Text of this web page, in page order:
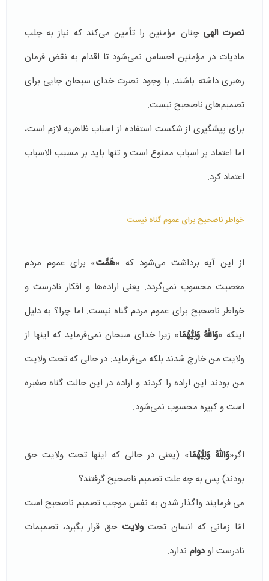
نصرت الهی چنان مؤمنین را تأمین می‌کند که نیاز به جلب
مادیات در مؤمنین احساس نمی‌شود تا اقدام به نقض فرمان
رهبری داشته باشند. با وجود نصرت خدای سبحان جایی برای
تصمیم‌های ناصحیح نیست.
برای پیشگیری از شکست استفاده از اسباب ظاهریه لازم است،
اما اعتماد بر اسباب ممنوع است و تنها باید بر مسبب الاسباب
اعتماد کرد.
خواطر ناصحیح برای عموم گناه نیست
از این آیه برداشت می‌شود که «هَمَّت» برای عموم مردم
معصیت محسوب نمی‌گردد. یعنی اراده‌ها و افکار نادرست و
خواطر ناصحیح برای عموم مردم گناه نیست. اما چرا؟ به دلیل
اینکه «وَاللّهُ وَلِيُّهُمَا» زیرا خدای سبحان نمی‌فرماید که اینها از
ولایت من خارج شدند بلکه می‌فرماید: در حالی که تحت ولایت
من بودند این اراده را کردند و اراده در این حالت گناه صغیره
است و کبیره محسوب نمی‌شود.
اگر«وَاللّهُ وَلِيُّهُمَا» (یعنی در حالی که اینها تحت ولایت حق
بودند) پس به چه علت تصمیم ناصحیح گرفتند؟
می فرمایند واگذار شدن به نفس موجب تصمیم ناصحیح است
امّا زمانی که انسان تحتولایت حق قرار بگیرد، تصمیمات
نادرست او دوام ندارد.